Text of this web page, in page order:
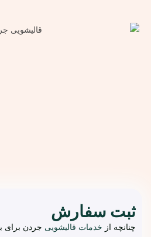
ثبت سفارش
چنانچه از خدمات قالیشوییجردن برای بار